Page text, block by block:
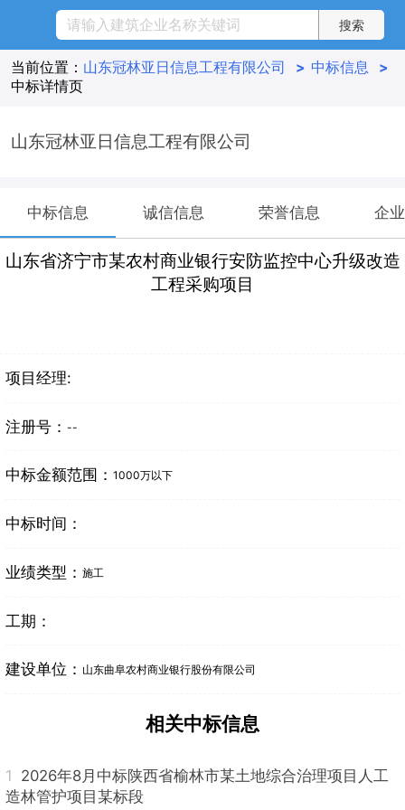
当前位置： 山东冠林亚日信息工程有限公司 > 中标信息
>
中标详情页
山东冠林亚日信息工程有限公司
中标信息 诚信信息 荣誉信息 企
山东省济宁市某农村商业银行安防监控中心升级改造
工程采购项目
项目经理:
注册号： --
中标金额范围： 1000万以下
中标时间：
业绩类型： 施工
工期：
建设单位： 山东曲阜农村商业银行股份有限公司
相关中标信息
1 2026年8月中标陕西省榆林市某土地综合治理项目人工
造林管护项目某标段